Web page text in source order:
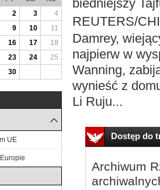
biedniejszy
REUTERS/
Damrey,
najpierw w
Wanning,
wynieść z
Li Ruju...
Dostęp do
Archiwum
2 3
4
9 10
11
16 17
18
23 24
25
30
UE